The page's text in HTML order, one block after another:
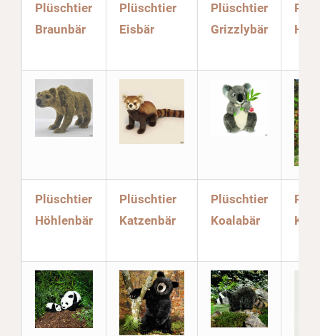
Plüschtier
Braunbär
Plüschtier
Eisbär
Plüschtier
Grizzlybär
Plüschtier
Höhlenbär
Plüschtier
Katzenbär
Plüschtier
Koalabär